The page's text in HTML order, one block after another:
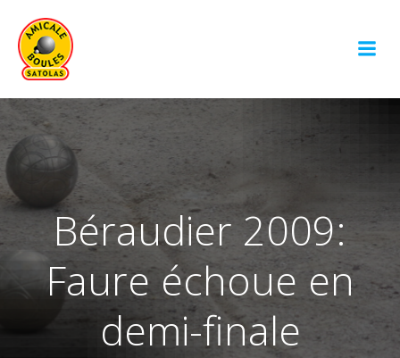
Béraudier 2009:
Faure échoue en
demi-finale